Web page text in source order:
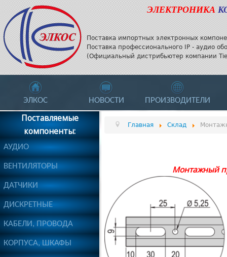
ЭЛЕКТРОНИКА
Поставка импортных электронных
Поставка профессионального IP - аудио
(Официальный дистрибьютер компании
ЭЛКОС НОВОСТИ ПРОИЗВОДИТЕЛИ
Поставляемые
компоненты:
АУДИО
ВЕНТИЛЯТОРЫ
ДАТЧИКИ
ДИСКРЕТНЫЕ
КАБЕЛИ, ПРОВОДА
КОРПУСА, ШКАФЫ
Главная Склад
Монтажный